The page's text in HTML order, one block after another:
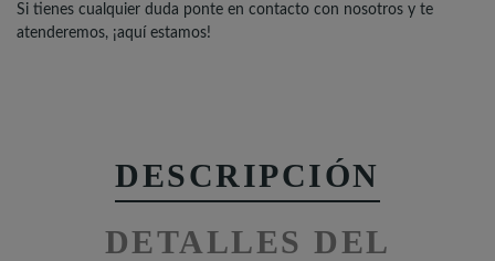
Si tienes cualquier duda ponte en contacto con nosotros y te
atenderemos, ¡aquí estamos!
DESCRIPCIÓN
DETALLES DEL